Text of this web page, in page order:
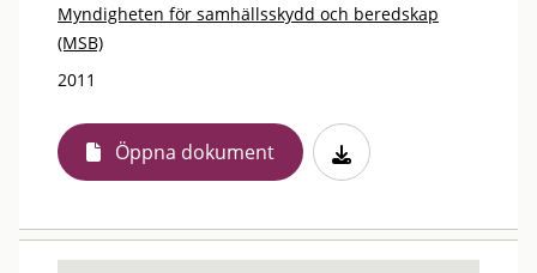
Myndigheten för samhällsskydd och beredskap
(MSB)
2011
Öppna dokument